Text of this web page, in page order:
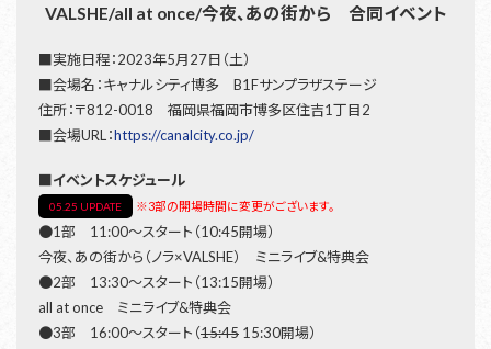
VALSHE/all at once/今夜、あの街から 合同イベント
■実施日程：2023年5月27日（土）
■会場名：キャナルシティ博多 B1Fサンプラザステージ
住所：〒812-0018 福岡県福岡市博多区住吉1丁目2
■会場URL：https://canalcity.co.jp/
■イベントスケジュール
05.25 UPDATE ※3部の開場時間に変更がございます。
●1部 11:00～スタート（10:45開場）
今夜、あの街から（ノラ×VALSHE） ミニライブ&特典会
●2部 13:30～スタート（13:15開場）
all at once ミニライブ&特典会
●3部 16:00～スタート（15:45 15:30開場）